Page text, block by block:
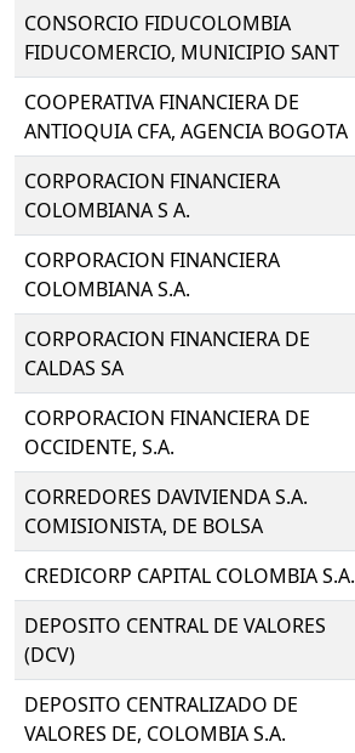
CONSORCIO FIDUCOLOMBIA
FIDUCOMERCIO, MUNICIPIO SANT
COOPERATIVA FINANCIERA DE
ANTIOQUIA CFA, AGENCIA BOGOTA
CORPORACION FINANCIERA
COLOMBIANA S A.
CORPORACION FINANCIERA
COLOMBIANA S.A.
CORPORACION FINANCIERA DE
CALDAS SA
CORPORACION FINANCIERA DE
OCCIDENTE, S.A.
CORREDORES DAVIVIENDA S.A.
COMISIONISTA, DE BOLSA
CREDICORP CAPITAL COLOMBIA S.A.
DEPOSITO CENTRAL DE VALORES
(DCV)
DEPOSITO CENTRALIZADO DE
VALORES DE, COLOMBIA S.A.